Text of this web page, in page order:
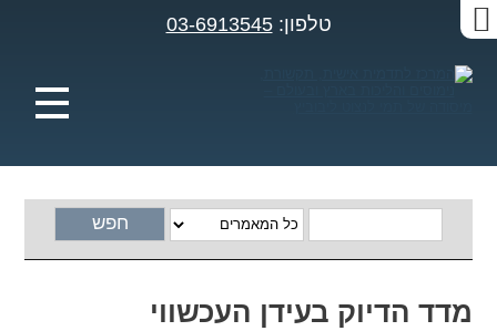
טלפון:03-6913545
מדד הדיוק בעידן העכשווי
מסך